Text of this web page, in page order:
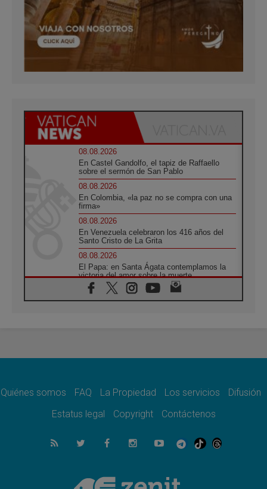
08.08.2026
En Castel Gandolfo, el tapiz de Raffaello
sobre el sermón de San Pablo
08.08.2026
En Colombia, «la paz no se compra con una
firma»
08.08.2026
En Venezuela celebraron los 416 años del
Santo Cristo de La Grita
08.08.2026
El Papa: en Santa Ágata contemplamos la
victoria del amor sobre la muerte
08.08.2026
León XIV visitará el Santuario de la Madre
07.08.2026
07.08.2026
el compromiso del cristiano"
La matanza de niños en Gaza no cesa: 300
muertos en 300 días
Tagle: La guerra desfigura el mundo, solo la
revelación de Dios lo transfigura
Quiénes somos FAQ La Propiedad Los servicios
Difusión
Estatus legal
Copyright Contáctenos